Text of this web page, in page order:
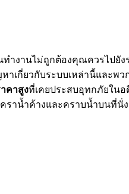
ทำงานไม่ถูกต้องคุณควรไปยั
กี่ยวกับระบบเหล่านี้และพว
คาสูงที่เคยประสบอุทกภัยใน
ราน้ำค้างและคราบน้ำบนที่